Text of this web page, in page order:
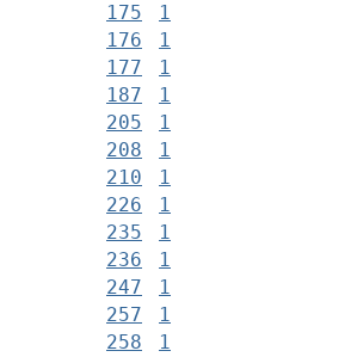
175
1
176
1
177
1
187
1
205
1
208
1
210
1
226
1
235
1
236
1
247
1
257
1
258
1